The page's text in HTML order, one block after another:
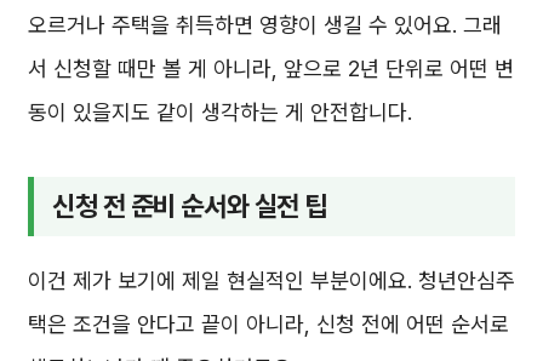
오르거나 주택을 취득하면 영향이 생길 수 있어요. 그래
서 신청할 때만 볼 게 아니라, 앞으로 2년 단위로 어떤 변
동이 있을지도 같이 생각하는 게 안전합니다.
신청 전 준비 순서와 실전 팁
이건 제가 보기에 제일 현실적인 부분이에요. 청년안심주
택은 조건을 안다고 끝이 아니라, 신청 전에 어떤 순서로